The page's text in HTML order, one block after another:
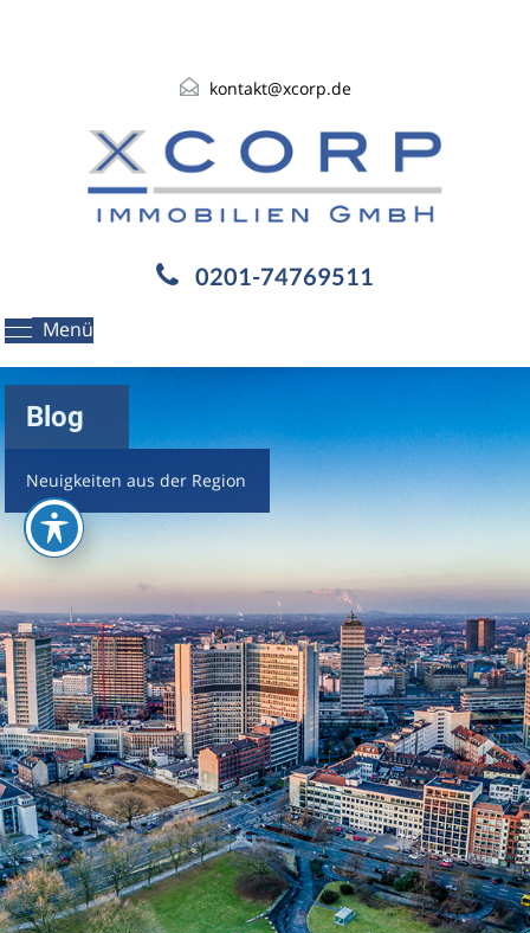
kontakt@xcorp.de
Menü
0201-74769511
Blog
Neuigkeiten aus der Region